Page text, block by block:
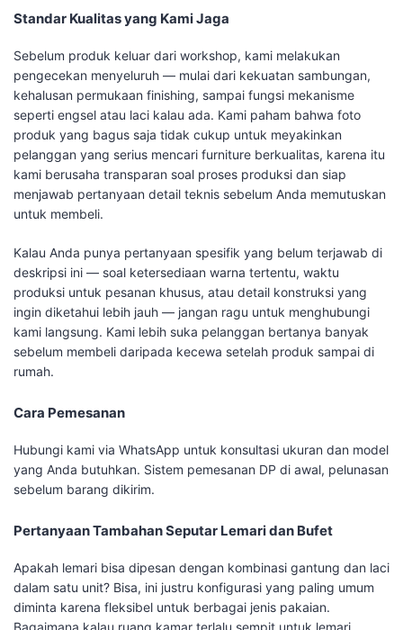
Standar Kualitas yang Kami Jaga
Sebelum produk keluar dari workshop, kami melakukan
pengecekan menyeluruh — mulai dari kekuatan sambungan,
kehalusan permukaan finishing, sampai fungsi mekanisme
seperti engsel atau laci kalau ada. Kami paham bahwa foto
produk yang bagus saja tidak cukup untuk meyakinkan
pelanggan yang serius mencari furniture berkualitas, karena itu
kami berusaha transparan soal proses produksi dan siap
menjawab pertanyaan detail teknis sebelum Anda memutuskan
untuk membeli.
Kalau Anda punya pertanyaan spesifik yang belum terjawab di
deskripsi ini — soal ketersediaan warna tertentu, waktu
produksi untuk pesanan khusus, atau detail konstruksi yang
ingin diketahui lebih jauh — jangan ragu untuk menghubungi
kami langsung. Kami lebih suka pelanggan bertanya banyak
sebelum membeli daripada kecewa setelah produk sampai di
rumah.
Cara Pemesanan
Hubungi kami via WhatsApp untuk konsultasi ukuran dan model
yang Anda butuhkan. Sistem pemesanan DP di awal, pelunasan
sebelum barang dikirim.
Pertanyaan Tambahan Seputar Lemari dan Bufet
Apakah lemari bisa dipesan dengan kombinasi gantung dan laci
dalam satu unit? Bisa, ini justru konfigurasi yang paling umum
diminta karena fleksibel untuk berbagai jenis pakaian.
Bagaimana kalau ruang kamar terlalu sempit untuk lemari